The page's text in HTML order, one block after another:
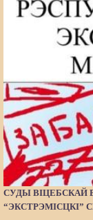
СУДЫ ВІЦЕБСКАЙ
“ЭКСТРЭМІСЦКІ”